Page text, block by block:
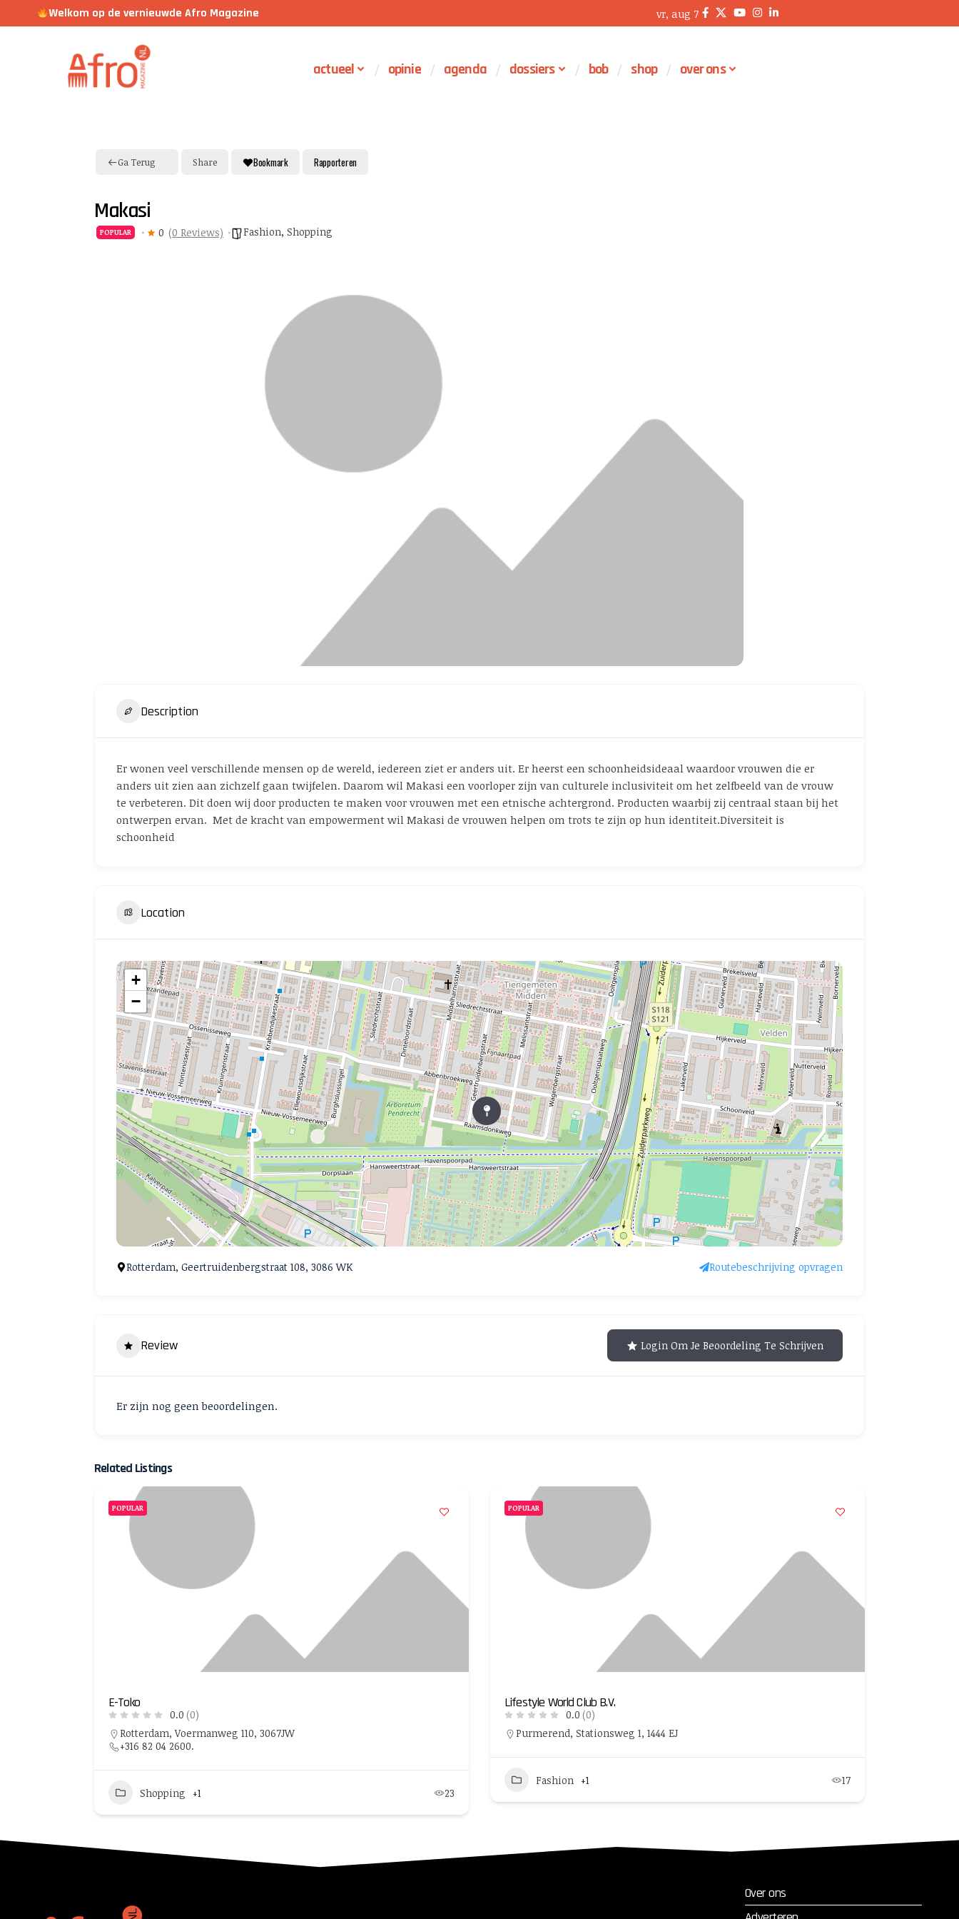
Welkom op de vernieuwde Afro Magazine vr, aug 7
actueel opinie agenda dossiers bob shop over ons
Ga Terug Share Bookmark Rapporteren
Makasi
POPULAR 0 (0 Reviews) Fashion, Shopping
Description
Er wonen veel verschillende mensen op de wereld, iedereen ziet er anders uit. Er heerst een schoonheidsideaal waardoor vrouwen die er
anders uit zien aan zichzelf gaan twijfelen. Daarom wil Makasi een voorloper zijn van culturele inclusiviteit om het zelfbeeld van de vrouw
te verbeteren. Dit doen wij door producten te maken voor vrouwen met een etnische achtergrond. Producten waarbij zij centraal staan bij het
ontwerpen ervan. Met de kracht van empowerment wil Makasi de vrouwen helpen om trots te zijn op hun identiteit.Diversiteit is
schoonheid
Location
+
−
Rotterdam, Geertruidenbergstraat 108, 3086 WK Routebeschrijving opvragen
Review Login Om Je Beoordeling Te Schrijven
Er zijn nog geen beoordelingen.
Related Listings
POPULAR
E-Toko
0.0 (0)
Rotterdam, Voermanweg 110, 3067JW
+316 82 04 2600.
Shopping +1 23
POPULAR
Lifestyle World Club B.V.
0.0 (0)
Purmerend, Stationsweg 1, 1444 EJ
Fashion +1 17
Over ons